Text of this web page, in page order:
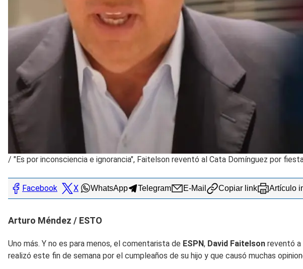
/ "Es por inconsciencia e ignorancia", Faitelson reventó al Cata Domínguez por
Facebook X WhatsApp Telegram E-Mail Copiar link Artículo
Arturo Méndez / ESTO
Uno más. Y no es para menos, el comentarista de ESPN, David Faitelson reventó a
realizó este fin de semana por el cumpleaños de su hijo y que causó muchas